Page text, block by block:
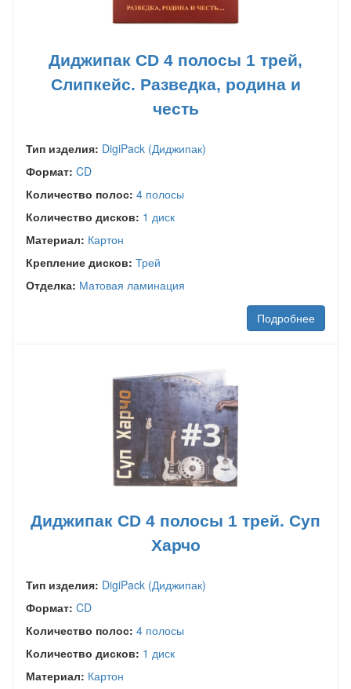
Диджипак CD 4 полосы 1 трей,
Слипкейс. Разведка, родина и
честь
Тип изделия: DigiPack (Диджипак)
Формат: CD
Количество полос: 4 полосы
Количество дисков: 1 диск
Материал: Картон
Крепление дисков: Трей
Отделка: Матовая ламинация
Подробнее
Диджипак CD 4 полосы 1 трей. Суп
Харчо
Тип изделия: DigiPack (Диджипак)
Формат: CD
Количество полос: 4 полосы
Количество дисков: 1 диск
Материал: Картон